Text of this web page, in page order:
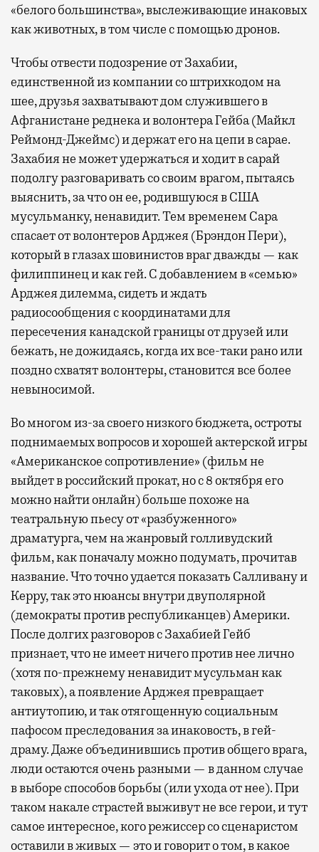
«белого большинства», выслеживающие инаковых
как животных, в том числе с помощью дронов.
Чтобы отвести подозрение от Захабии,
единственной из компании со штрихкодом на
шее, друзья захватывают дом служившего в
Афганистане реднека и волонтера Гейба (Майкл
Реймонд-Джеймс) и держат его на цепи в сарае.
Захабия не может удержаться и ходит в сарай
подолгу разговаривать со своим врагом, пытаясь
выяснить, за что он ее, родившуюся в США
мусульманку, ненавидит. Тем временем Сара
спасает от волонтеров Арджея (Брэндон Пери),
который в глазах шовинистов враг дважды — как
филиппинец и как гей. С добавлением в «семью»
Арджея дилемма, сидеть и ждать
радиосообщения с координатами для
пересечения канадской границы от друзей или
бежать, не дожидаясь, когда их все-таки рано или
поздно схватят волонтеры, становится все более
невыносимой.
Во многом из-за своего низкого бюджета, остроты
поднимаемых вопросов и хорошей актерской игры
«Американское сопротивление» (фильм не
выйдет в российский прокат, но с 8 октября его
можно найти онлайн) больше похоже на
театральную пьесу от «разбуженного»
драматурга, чем на жанровый голливудский
фильм, как поначалу можно подумать, прочитав
название. Что точно удается показать Салливану и
Керру, так это нюансы внутри двуполярной
(демократы против республиканцев) Америки.
После долгих разговоров с Захабией Гейб
признает, что не имеет ничего против нее лично
(хотя по-прежнему ненавидит мусульман как
таковых), а появление Арджея превращает
антиутопию, и так отягощенную социальным
пафосом преследования за инаковость, в гей-
драму. Даже объединившись против общего врага,
люди остаются очень разными — в данном случае
в выборе способов борьбы (или ухода от нее). При
таком накале страстей выживут не все герои, и тут
самое интересное, кого режиссер со сценаристом
оставили в живых — это и говорит о том, в какое